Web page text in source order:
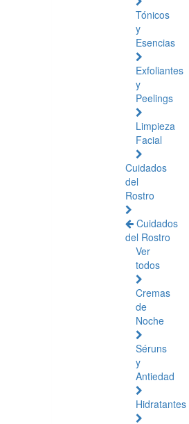
Tónicos
y
Esencias
Exfoliantes
y
Peelings
Limpieza
Facial
Cuidados
del
Rostro
Cuidados
del Rostro
Ver
todos
Cremas
de
Noche
Séruns
y
Antiedad
Hidratantes